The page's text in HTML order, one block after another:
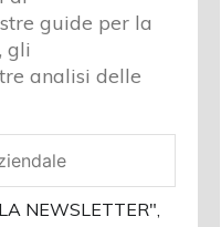
guide per la
gli
analisi delle
NEWSLETTER",